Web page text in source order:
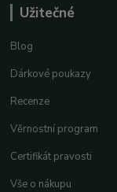
Užitečné
Blog
Dárkové poukazy
Recenze
Věrnostní program
Certifikát pravosti
Vše o nákupu